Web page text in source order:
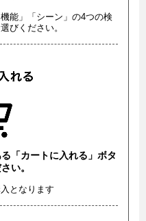
能」「シーン」の4つの検
びください。
「カートに入れる」ボタ
い。
となります